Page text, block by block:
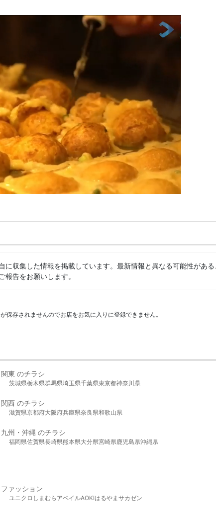
収集した情報を掲載しています。最新情報と異なる可能性があ
報告をお願いします。
存されませんのでお店をお気に入りに登録できません。
関東 のチラシ
茨城県栃木県群馬県埼玉県千葉県東京都神奈川県
関西 のチラシ
滋賀県京都府大阪府兵庫県奈良県和歌山県
九州・沖縄 のチラシ
福岡県佐賀県長崎県熊本県大分県宮崎県鹿児島県沖縄県
ファッション
ユニクロ しまむら アベイルAOKIはるやま サカゼン